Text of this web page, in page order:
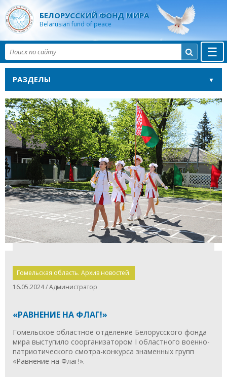
БЕЛОРУССКИЙ ФОНД МИРА
Belarusian fund of peace
☰

РАЗДЕЛЫ
Гомельская область. Архив новостей.
16.05.2024 / Администратор
«РАВНЕНИЕ НА ФЛАГ!»
Гомельское областное отделение Белорусского фонда
мира выступило соорганизатором I областного военно-
патриотического смотра-конкурса знаменных групп
«Равнение на Флаг!».